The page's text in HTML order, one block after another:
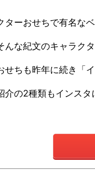
ターおせちで有名な
んな紀文のキャラク
せちも昨年に続き「
介の2種類もインス